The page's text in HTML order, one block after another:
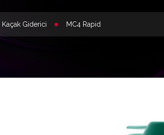
Kaçak Giderici MC4 Rapid